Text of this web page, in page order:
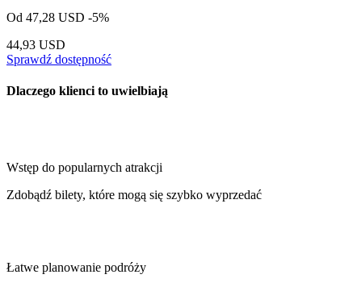
Od 47,28 USD -5%
44,93 USD
Sprawdź dostępność
Dlaczego klienci to uwielbiają
Wstęp do popularnych atrakcji
Zdobądź bilety, które mogą się szybko wyprzedać
Łatwe planowanie podróży